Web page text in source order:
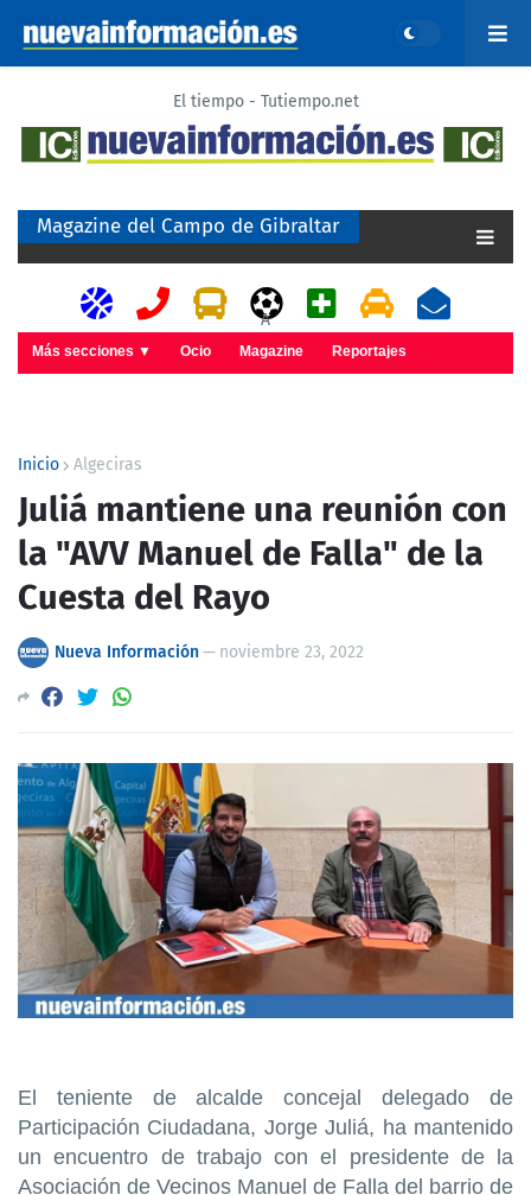
El tiempo - Tutiempo.net
Magazine del Campo de Gibraltar
A
Más secciones ▼ Ocio Magazine Reportajes
Inicio Algeciras
Juliá mantiene una reunión con
la "AVV Manuel de Falla" de la
Cuesta del Rayo
Nueva Información— noviembre 23, 2022
El teniente de alcalde concejal delegado de
Participación Ciudadana, Jorge Juliá, ha mantenido
un encuentro de trabajo con el presidente de la
Asociación de Vecinos Manuel de Falla del barrio de